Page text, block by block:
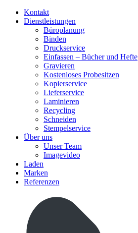
Kontakt
Dienstleistungen
Büroplanung
Binden
Druckservice
Einfassen – Bücher und Hefte
Gravieren
Kostenloses Probesitzen
Kopierservice
Lieferservice
Laminieren
Recycling
Schneiden
Stempelservice
Über uns
Unser Team
Imagevideo
Laden
Marken
Referenzen